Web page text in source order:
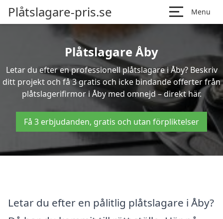
Plåtslagare-pris.se Menu
Plåtslagare Åby
Letar du efter en professionell plåtslagare i Åby? Beskriv
ditt projekt och få 3 gratis och icke bindande offerter från
plåtslagerifirmor i Åby med omnejd – direkt här.
Få 3 erbjudanden, gratis och utan förpliktelser
Letar du efter en pålitlig plåtslagare i Åby?